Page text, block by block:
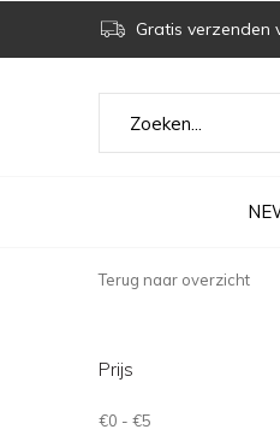
Gratis verzenden
Terug naar overzicht
Prijs
€0 - €5